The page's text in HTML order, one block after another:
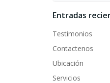
Entradas
Testimonios
Contactenos
Ubicación
Servicios